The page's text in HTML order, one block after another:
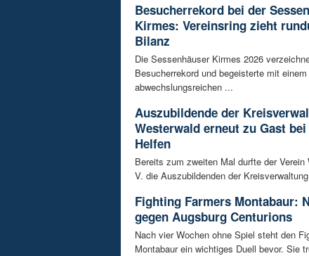
Besucherrekord bei der
Kirmes: Vereinsring zieht
Bilanz
Die Sessenhäuser Kirmes 2026
Besucherrekord und begeisterte mit einem
abwechslungsreichen ...
Auszubildende der
Westerwald erneut zu Gast
Helfen
Bereits zum zweiten Mal durfte der Verein
V. die Auszubildenden der
Fighting Farmers Montabaur:
gegen Augsburg Centurions
Nach vier Wochen ohne Spiel steht den
Montabaur ein wichtiges Duell bevor. Sie